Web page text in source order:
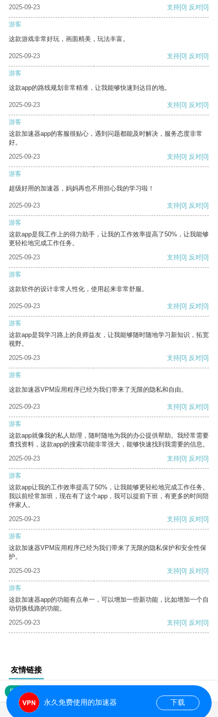
2025-09-23 支持[0] 反对[0]
游客
这款游戏非常好玩，画面精美，玩法丰富。
2025-09-23 支持[0] 反对[0]
游客
这款app的路线规划非常精准，让我能够快速到达目的地。
2025-09-23 支持[0] 反对[0]
游客
这款加速器app的客服很贴心，遇到问题都能及时解决，服务态度非常
好。
2025-09-23
支持[0] 反对[0]
游客
超级好用的加速器，妈妈再也不用担心我的学习啦！
2025-09-23 支持[0] 反对[0]
游客
这款app是我工作上的得力助手，让我的工作效率提高了50%，让我能够
更轻松地完成工作任务。
2025-09-23
支持[0] 反对[0]
游客
这款软件的设计非常人性化，使用起来非常舒服。
2025-09-23 支持[0] 反对[0]
游客
这款app是我学习路上的良师益友，让我能够随时随地学习新知识，拓宽
视野。
2025-09-23
支持[0] 反对[0]
游客
这款加速器VPM应用程序已经为我们带来了无限的隐私和自由。
2025-09-23 支持[0] 反对[0]
游客
这款app就像我的私人助理，随时随地为我的办公提供帮助。我经常需要
查找资料，这款app的搜索功能非常强大，能够快速找到我需要的信息。
2025-09-23
支持[0] 反对[0]
游客
这款app让我的工作效率提高了50%，让我能够更轻松地完成工作任务。
我以前经常加班，现在有了这个app，我可以提前下班，有更多的时间陪
伴家人。
2025-09-23
支持[0] 反对[0]
游客
这款加速器VPM应用程序已经为我们带来了无限的隐私保护和安全性保
护。
2025-09-23
支持[0] 反对[0]
游客
这款加速器app的功能有点单一，可以增加一些新功能，比如增加一个自
动切换线路的功能。
2025-09-23
支持[0] 反对[0]
友情链接
网站地图
永久免费使用的加速器 下载